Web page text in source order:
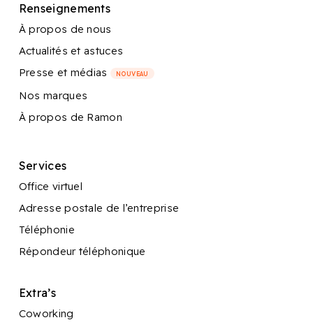
Renseignements
À propos de nous
Actualités et astuces
Presse et médias
NOUVEAU
Nos marques
À propos de Ramon
Services
Office virtuel
Adresse postale de l’entreprise
Téléphonie
Répondeur téléphonique
Extra’s
Coworking